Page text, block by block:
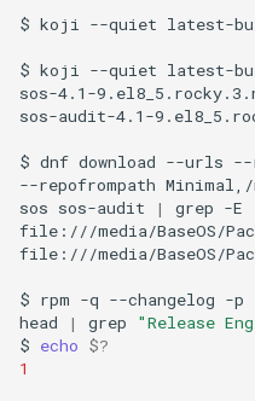
$ koji --quiet latest-
$ koji --quiet latest-
sos-4.1-
sos-audit-4.1-
$ dnf download --urls --
--repofrompath Minimal,/
sos sos-audit | grep -E
file:///media/BaseOS/
file:///media/BaseOS/
$ rpm -q --changelog -p
head
| grep
"Release
$ echo $?
1